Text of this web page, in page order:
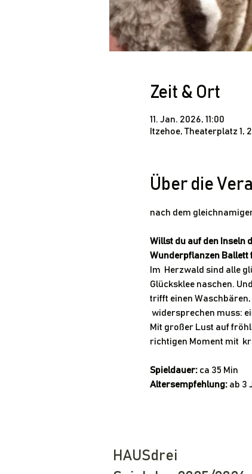
Zeit & Ort
11. Jan. 2026, 11:00
Itzehoe, Theaterplatz 1,
Über die
nach dem
Willst du auf den Inseln
Wunderpflanzen Ballett
Im  Herzwald sind alle
Glücksklee naschen.
trifft einen Waschbären,
widersprechen muss:
Mit großer Lust auf
richtigen Moment mit
Spieldauer: ca 35 Min
Altersempfehlung: ab 3
HAUSdrei